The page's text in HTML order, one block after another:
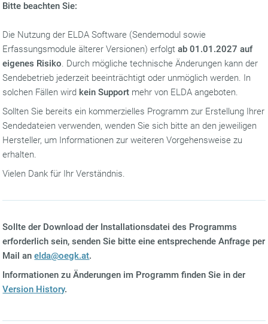
Bitte beachten Sie:
Die Nutzung der ELDA Software (Sendemodul sowie
Erfassungsmodule älterer Versionen) erfolgtab 01.01.2027 auf
eigenes Risiko. Durch mögliche technische Änderungen kann der
Sendebetrieb jederzeit beeinträchtigt oder unmöglich werden. In
solchen Fällen wird kein Support mehr von ELDA angeboten.
Sollten Sie bereits ein kommerzielles Programm zur Erstellung Ihrer
Sendedateien verwenden, wenden Sie sich bitte an den jeweiligen
Hersteller, um Informationen zur weiteren Vorgehensweise zu
erhalten.
Vielen Dank für Ihr Verständnis.
Sollte der Download der Installationsdatei des Programms
erforderlich sein, senden Sie bitte eine entsprechende Anfrage per
Mail anelda@oegk.at.
Informationen zu Änderungen im Programm finden Sie in der
Version History.